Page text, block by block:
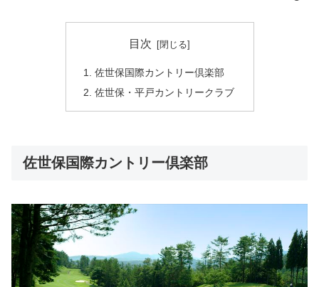
目次
佐世保国際カントリー倶楽部
佐世保・平戸カントリークラブ
佐世保国際カントリー倶楽部